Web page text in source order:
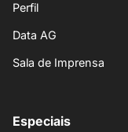
Perfil
Data AG
Sala de Imprensa
Especiais